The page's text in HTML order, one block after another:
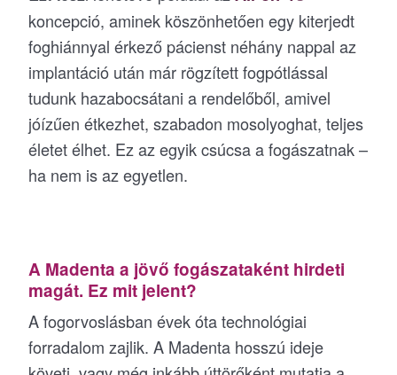
koncepció, aminek köszönhetően egy kiterjedt
foghiánnyal érkező pácienst néhány nappal az
implantáció után már rögzített fogpótlással
tudunk hazabocsátani a rendelőből, amivel
jóízűen étkezhet, szabadon mosolyoghat, teljes
életet élhet. Ez az egyik csúcsa a fogászatnak –
ha nem is az egyetlen.
A Madenta a jövő fogászataként hirdeti
magát. Ez mit jelent?
A fogorvoslásban évek óta technológiai
forradalom zajlik. A Madenta hosszú ideje